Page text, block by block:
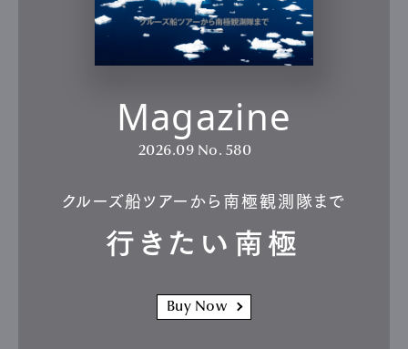
Magazine
2026.09 No. 580
クルーズ船ツアーから南極観測隊まで
行きたい南極
Buy Now